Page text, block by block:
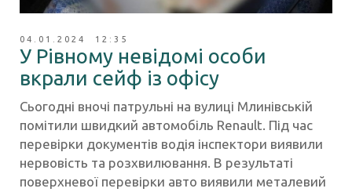
04.01.2024 12:35
У Рівному невідомі особи
вкрали сейф із офісу
Сьогодні вночі патрульні на вулиці Млинівській
помітили швидкий автомобіль Renault. Під час
перевірки документів водія інспектори виявили
нервовість та розхвилювання. В результаті
поверхневої перевірки авто виявили металевий